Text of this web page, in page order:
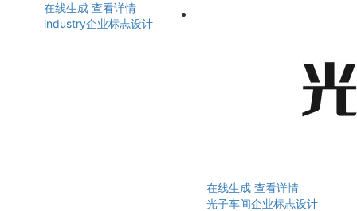
在线生成 查看详情
industry企业标志设计
在线生成 查看详情
光子车间企业标志设计